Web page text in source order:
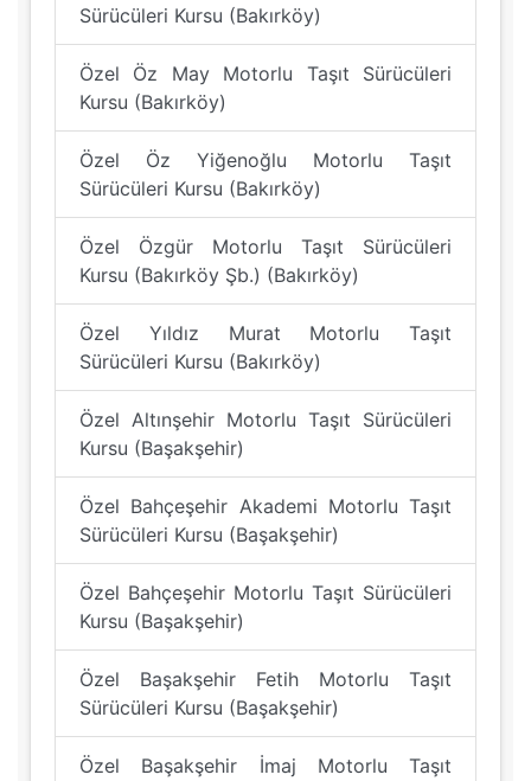
Sürücüleri Kursu (Bakırköy)
Özel Öz May Motorlu Taşıt Sürücüleri
Kursu (Bakırköy)
Özel Öz Yiğenoğlu Motorlu Taşıt
Sürücüleri Kursu (Bakırköy)
Özel Özgür Motorlu Taşıt Sürücüleri
Kursu (Bakırköy Şb.) (Bakırköy)
Özel Yıldız Murat Motorlu Taşıt
Sürücüleri Kursu (Bakırköy)
Özel Altınşehir Motorlu Taşıt Sürücüleri
Kursu (Başakşehir)
Özel Bahçeşehir Akademi Motorlu Taşıt
Sürücüleri Kursu (Başakşehir)
Özel Bahçeşehir Motorlu Taşıt Sürücüleri
Kursu (Başakşehir)
Özel Başakşehir Fetih Motorlu Taşıt
Sürücüleri Kursu (Başakşehir)
Özel Başakşehir İmaj Motorlu Taşıt